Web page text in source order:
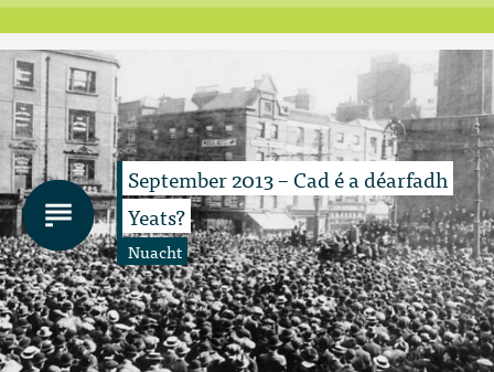
September 2013 – Cad é a déarfadh
Yeats?
Nuacht